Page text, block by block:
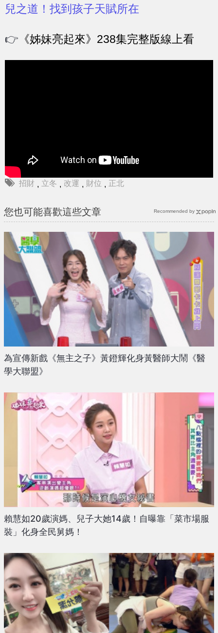
兒之道！找到孩子天賦所在
👉 《姊妹亮起來》238集完整版線上看
招財 , 立冬 , 改運 , 財位 , 正北
您也可能喜歡這些文章
為宣傳新戲《無主之子》黃鐙輝化身黃醫師大鬧《醫
學大聯盟》
賴慧如20歲演媽、兒子大她14歲！自曝靠「菜市場服
裝」化身全民舅媽！
Recommended by